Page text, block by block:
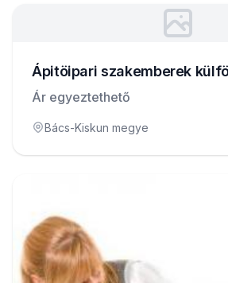
Ápitöipari szakemberek
Ár egyeztethető
Bács-Kiskun megye